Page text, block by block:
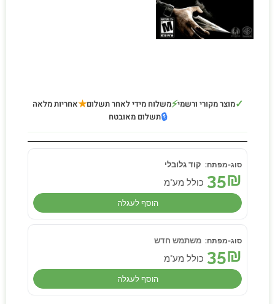
✓מוצר מקורי ורשמי⚡משלוח מידי לאחר תשלום★אחריות מלאה
🔒תשלום מאובטח
קוד גלובלי
35₪ כולל מע"מ
הוסף לעגלה
משתמש חדש
35₪ כולל מע"מ
הוסף לעגלה